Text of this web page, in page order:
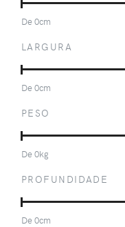
De0cm
LARGURA
De0cm
PESO
De0kg
PROFUNDIDADE
De0cm